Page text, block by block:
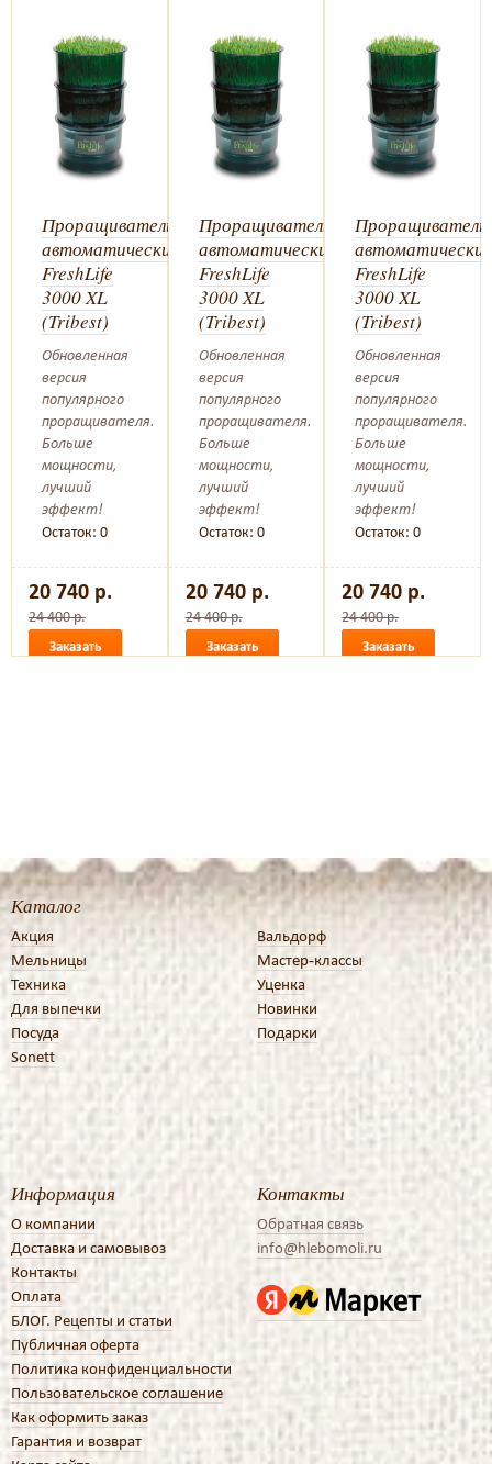
Проращиватель
автоматический
FreshLife
3000 XL
(Tribest)
Обновленная
версия
популярного
проращивателя.
Больше
мощности,
лучший
эффект!
Остаток: 0
20 740 р.
24 400 р.
Заказать
Проращиватель
автоматический
FreshLife
3000 XL
(Tribest)
Обновленная
версия
популярного
проращивателя.
Больше
мощности,
лучший
эффект!
Остаток: 0
20 740 р.
24 400 р.
Заказать
Проращиватель
FreshLife
3000 XL
(Tribest)
Обновленная
версия
популярного
проращивателя.
Больше
мощности,
лучший
эффект!
Остаток: 0
20 740 р.
24 400 р.
Заказать
Каталог
Акция
Мельницы
Техника
Для выпечки
Посуда
Sonett
Вальдорф
Мастер-классы
Уценка
Новинки
Подарки
Информация
О компании
Доставка и самовывоз
Контакты
Оплата
БЛОГ. Рецепты и статьи
Публичная оферта
Политика конфиденциальности
Пользовательское соглашение
Как оформить заказ
Гарантия и возврат
Контакты
Обратная связь
info@hlebomoli.ru